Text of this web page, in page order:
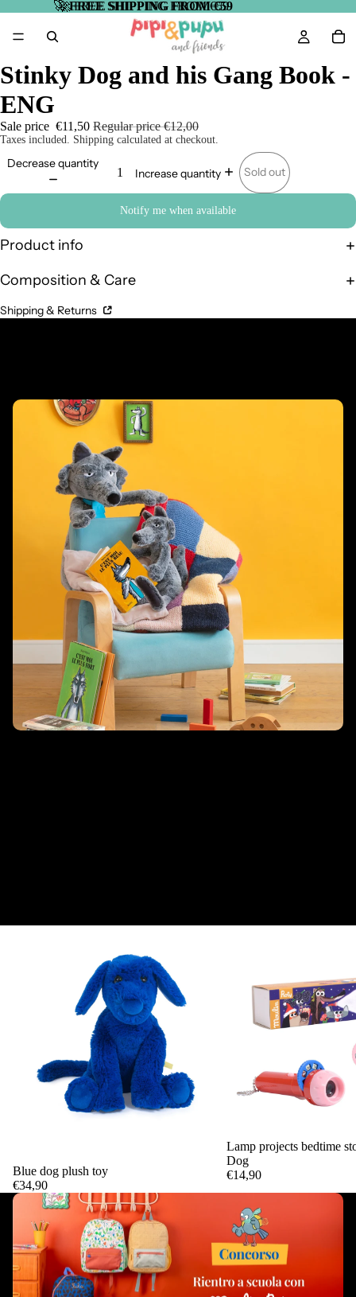
🚀FREE SHIPPING FROM €59
🚀 FREE SHIPPING FROM €59
Stinky Dog and his Gang Book -
ENG
Sale price €11,50 Regular price€12,00
Taxes included. Shipping calculated at checkout.
Decrease quantity
Increase quantity Sold out
Notify me when available
Product info
Composition & Care
Shipping & Returns
Add
Blue dog plush toy
€34,90
Lamp projects bedtime
Dog
€14,90